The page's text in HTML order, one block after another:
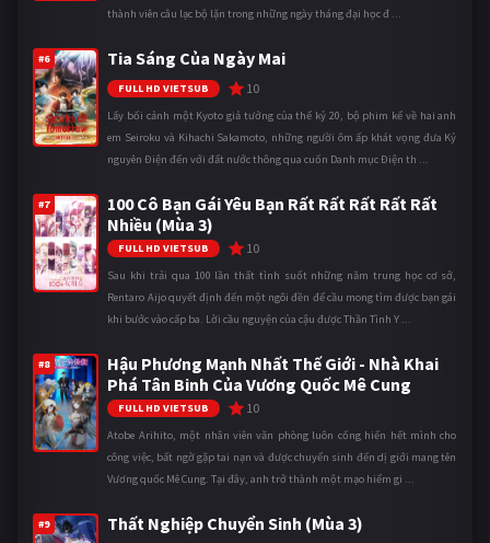
thành viên câu lạc bộ lặn trong những ngày tháng đại học đ ...
#6 Tia Sáng Của Ngày Mai
FULL HD VIETSUB 10
Lấy bối cảnh một Kyoto giả tưởng của thế kỷ 20, bộ phim kể về hai anh
em Seiroku và Kihachi Sakamoto, những người ôm ấp khát vọng đưa Kỷ
nguyên Điện đến với đất nước thông qua cuốn Danh mục Điện th ...
#7
100 Cô Bạn Gái Yêu Bạn Rất Rất Rất Rất Rất
Nhiều (Mùa 3)
FULL HD VIETSUB 10
Sau khi trải qua 100 lần thất tình suốt những năm trung học cơ sở,
Rentaro Aijo quyết định đến một ngôi đền để cầu mong tìm được bạn gái
khi bước vào cấp ba. Lời cầu nguyện của cậu được Thần Tình Y ...
#8
Hậu Phương Mạnh Nhất Thế Giới - Nhà Khai
Phá Tân Binh Của Vương Quốc Mê Cung
FULL HD VIETSUB 10
Atobe Arihito, một nhân viên văn phòng luôn cống hiến hết mình cho
công việc, bất ngờ gặp tai nạn và được chuyển sinh đến dị giới mang tên
Vương quốc Mê Cung. Tại đây, anh trở thành một mạo hiểm gi ...
#9 Thất Nghiệp Chuyển Sinh (Mùa 3)